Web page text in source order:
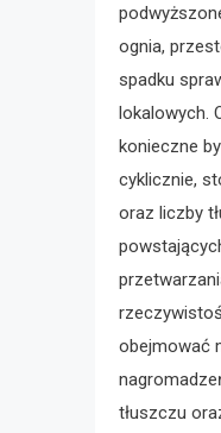
ognia,
spadku
lokalowych.
konieczne
cyklicznie,
oraz liczby
obejmować
tłuszczu